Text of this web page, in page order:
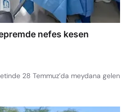
nefes kesen
28 Temmuz’da meydana gelen